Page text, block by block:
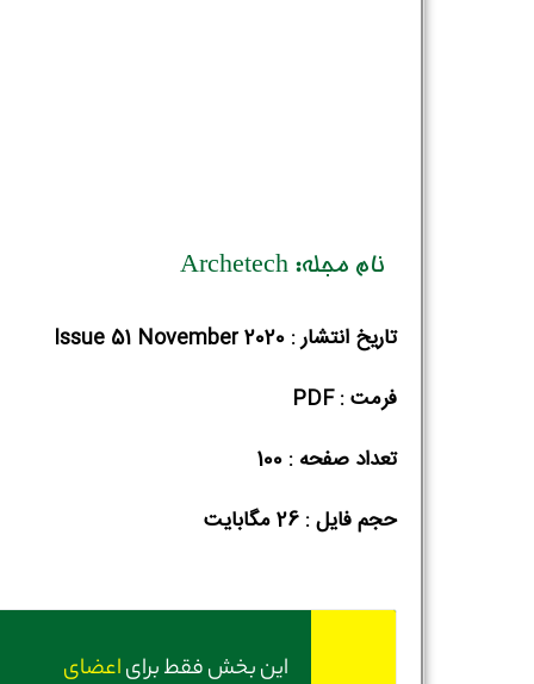
نام مجله: Archetech
تاریخ انتشار : Issue 51 November 2020
فرمت : PDF
تعداد صفحه : 100
حجم فایل :‌ 26 مگابایت
این بخش فقط برایاعضای